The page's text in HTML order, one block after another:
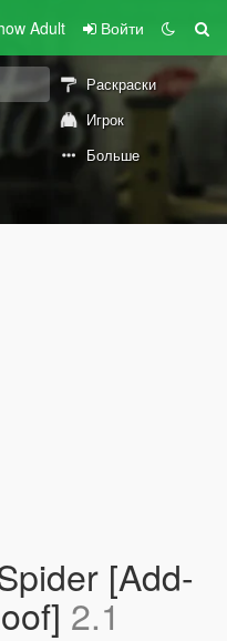
Adult Войти
Раскраски
Игрок
Больше
[Add-
2.1